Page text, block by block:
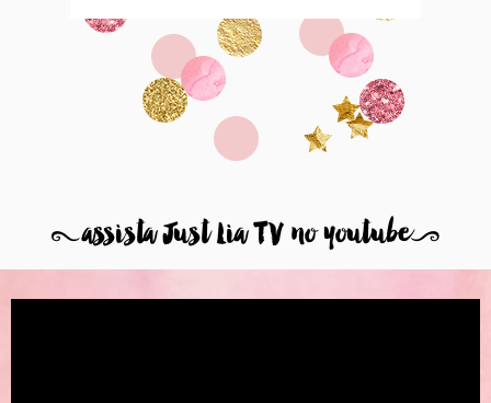
8assista Just Lia TV no youtube9